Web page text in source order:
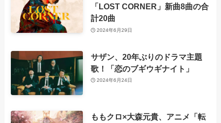
「LOST CORNER」新曲8曲の合
計20曲
2024年6月29日
サザン、20年ぶりのドラマ主題
歌！「恋のブギウギナイト」
2024年6月24日
ももクロ×大森元貴、アニメ「転